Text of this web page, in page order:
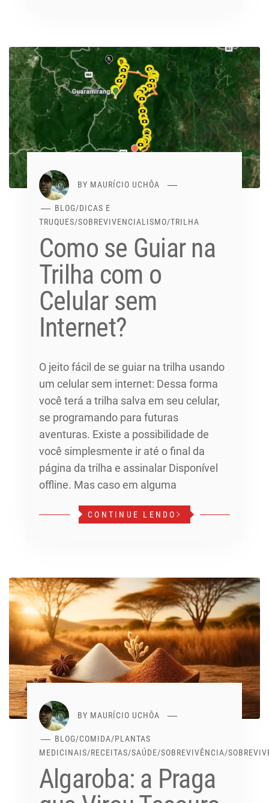
BY MAURÍCIO UCHÔA
BLOG/DICAS E
TRUQUES/SOBREVIVENCIALISMO/TRILHA
Como se Guiar na
Trilha com o
Celular sem
Internet?
O jeito fácil de se guiar na trilha usando
um celular sem internet: Dessa forma
você terá a trilha salva em seu celular,
se programando para futuras
aventuras. Existe a possibilidade de
você simplesmente ir até o final da
página da trilha e assinalar Disponível
offline. Mas caso em alguma
CONTINUE LENDO
BY MAURÍCIO UCHÔA
BLOG/COMIDA/PLANTAS
MEDICINAIS/RECEITAS/SAÚDE/SOBREVIVÊNCIA/
Algaroba: a Praga